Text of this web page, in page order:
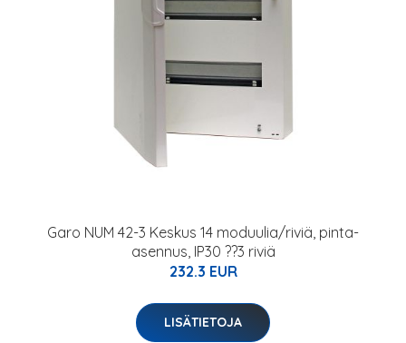
Garo NUM 42-3 Keskus 14 moduulia/riviä, pinta-
asennus, IP30 ??3 riviä
232.3 EUR
LISÄTIETOJA